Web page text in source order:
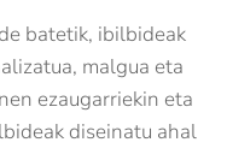
batetik, ibilbideak
malgua eta
ezaugarriekin eta
diseinatu ahal